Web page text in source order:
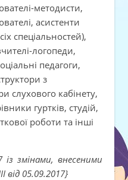
методисти,
асистенти
спеціальностей),
логопеди,
педагоги,
з
слухового кабінету,
гуртків, студій,
роботи та інші
змінами, внесеними
від 05.09.2017}